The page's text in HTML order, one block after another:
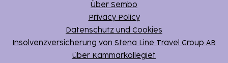
Über Sembo
Privacy Policy
Datenschutz und Cookies
Insolvenzversicherung von Stena Line Travel Group AB
über Kammarkollegiet